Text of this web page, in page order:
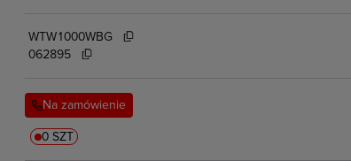
WTW1000WBG
062895
Na zamówienie
0 SZT